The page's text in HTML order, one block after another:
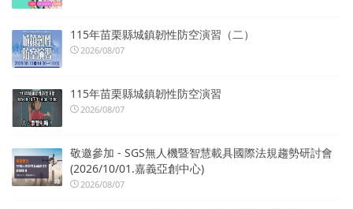
115年苗栗縣城鎮韌性防空演習（二）
2026/08/07
115年苗栗縣城鎮韌性防空演習
2026/08/07
敬邀參加 - SGS無人機暨智慧載具國際法規趨勢研討會
(2026/10/01.嘉義亞創中心)
2026/08/07